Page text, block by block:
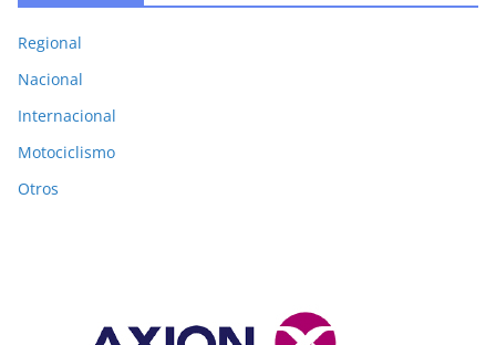
Regional
Nacional
Internacional
Motociclismo
Otros